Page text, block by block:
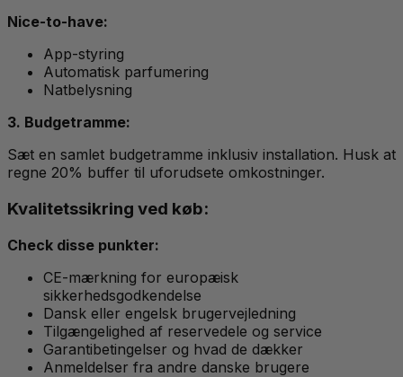
Nice-to-have:
App-styring
Automatisk parfumering
Natbelysning
3. Budgetramme:
Sæt en samlet budgetramme inklusiv installation. Husk at
regne 20% buffer til uforudsete omkostninger.
Kvalitetssikring ved køb:
Check disse punkter:
CE-mærkning for europæisk
sikkerhedsgodkendelse
Dansk eller engelsk brugervejledning
Tilgængelighed af reservedele og service
Garantibetingelser og hvad de dækker
Anmeldelser fra andre danske brugere